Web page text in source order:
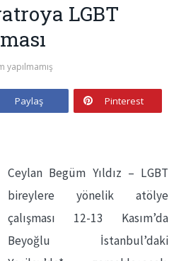
LGBT
yapılmamış
Paylaş Pinterest
Ceylan Begüm Yıldız – LGBT
bireylere yönelik atölye
çalışması 12-13 Kasım’da
Beyoğlu İstanbul’daki